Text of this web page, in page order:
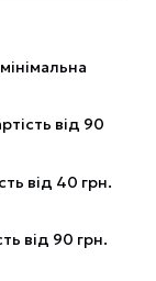
від 90
від 40 грн.
від 90 грн.